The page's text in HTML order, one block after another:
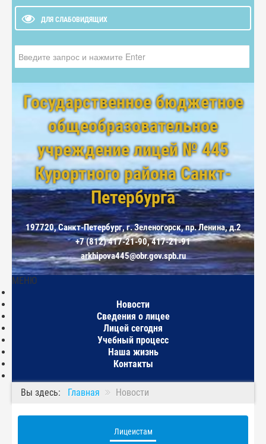
ДЛЯ СЛАБОВИДЯЩИХ
Государственное бюджетное
общеобразовательное
учреждение лицей № 445
Курортного района Санкт-
Петербурга
197720, Санкт-Петербург, г. Зеленогорск, пр. Ленина, д.2
+7 (812) 417-21-90, 417-21-91
arkhipova445@obr.gov.spb.ru
МЕНЮ
Новости
Сведения о лицее
Лицей сегодня
Учебный процесс
Наша жизнь
Контакты
Вы здесь: Главная Новости
Лицеистам